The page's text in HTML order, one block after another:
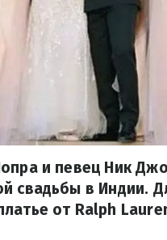
и певец Ник
свадьбы в Индии.
от Ralph